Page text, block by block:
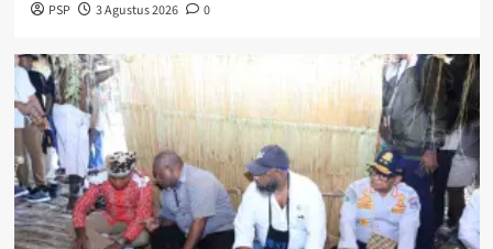
PSP 3 Agustus 2026 0